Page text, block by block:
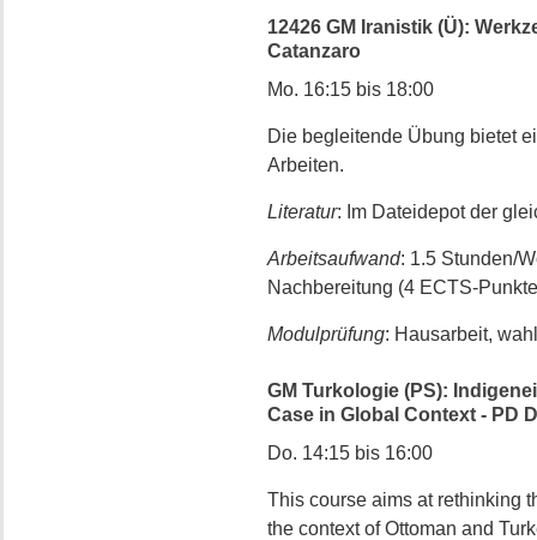
12426 GM Iranistik (Ü):
Catanzaro
Mo. 16:15 bis 18:00
Die begleitende Übung bietet
Arbeiten.
Literatur: Im Dateidepot der
Arbeitsaufwand: 1.5 Stunden/
Nachbereitung (4 ECTS-
Modulprüfung: Hausarbeit,
GM Turkologie (PS):
Case in Global Context - PD
Do. 14:15 bis 16:00
This course aims at rethinking
the context of Ottoman and